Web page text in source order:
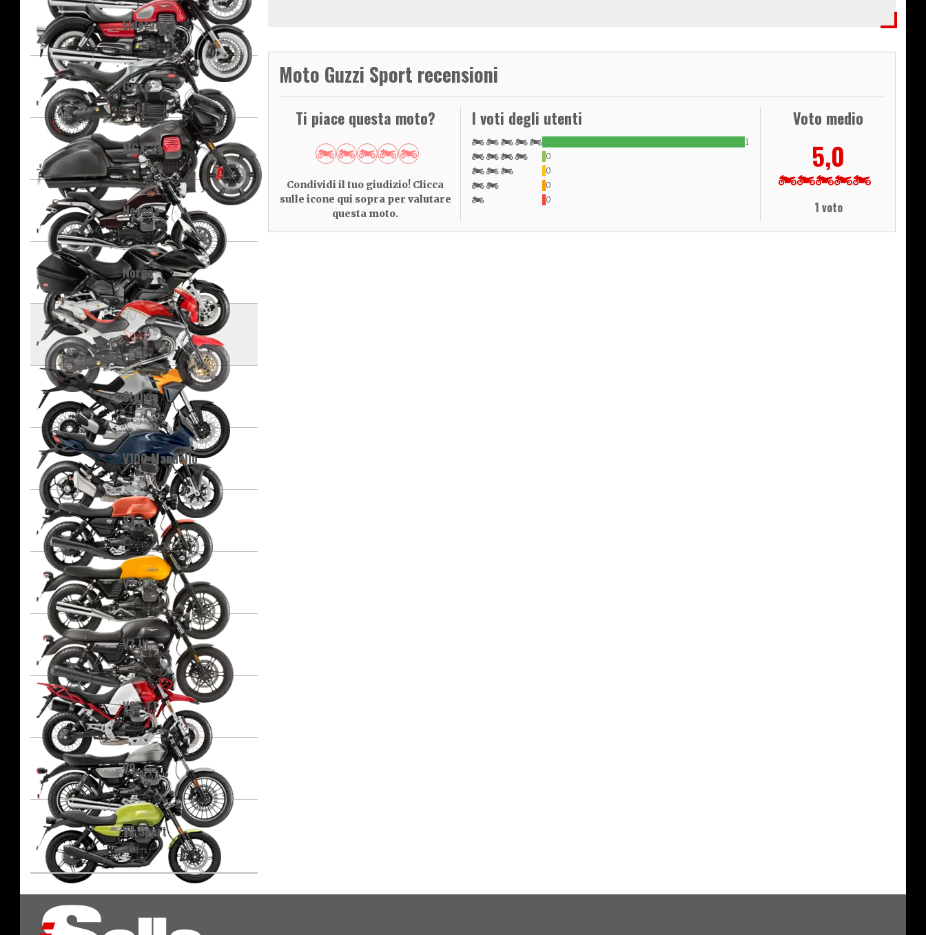
Eldorado
Griso
MGX-21
Nevada
Norge
Sport
Stelvio
V100 Mandello
V7
V7 II
V7 III
V85 TT
V9
V7 Sport
Moto Guzzi Sport recensioni
Ti piace questa moto?
Condividi il tuo giudizio! Clicca
sulle icone qui sopra per valutare
questa moto.
I voti degli utenti
1
0
0
0
0
Voto medio
5,0
1 voto